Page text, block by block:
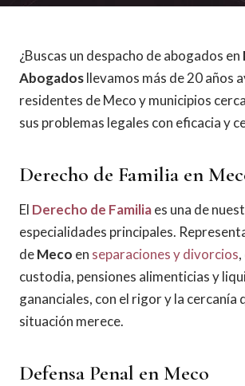
¿Buscas un despacho de abogados en
Abogadosllevamos más de 20 años
residentes de Meco y municipios
sus problemas legales con eficacia y
Derecho de Familia en
El Derecho de Familiaes una de
especialidades principales.
deMeco en separaciones y divorcios
custodia, pensiones alimenticias y
gananciales, con el rigor y la cercanía
situación merece.
Defensa Penal en Meco